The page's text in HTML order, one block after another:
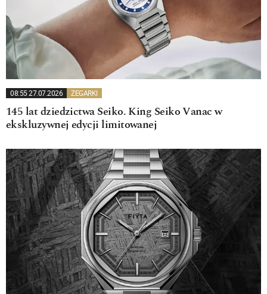
08:55 27.07.2026 ZEGARKI
145 lat dziedzictwa Seiko. King Seiko Vanac w
ekskluzywnej edycji limitowanej